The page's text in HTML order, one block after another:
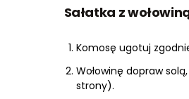
Sałatka z
Komosę ugotuj
Wołowinę dopraw
strony).